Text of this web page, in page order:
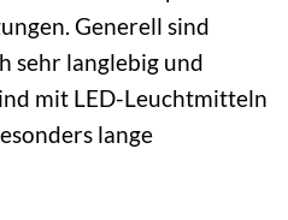
Generell sind
sehr langlebig und
mit LED-Leuchtmitteln
lange